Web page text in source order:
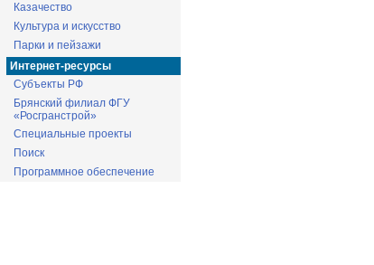
Казачество
Культура и искусство
Парки и пейзажи
Интернет-ресурсы
Субъекты РФ
Брянский филиал ФГУ
«Росгранстрой»
Специальные проекты
Поиск
Программное обеспечение